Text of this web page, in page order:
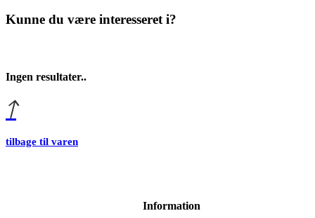
Kunne du være interesseret i?
Ingen resultater..
tilbage til varen
Information